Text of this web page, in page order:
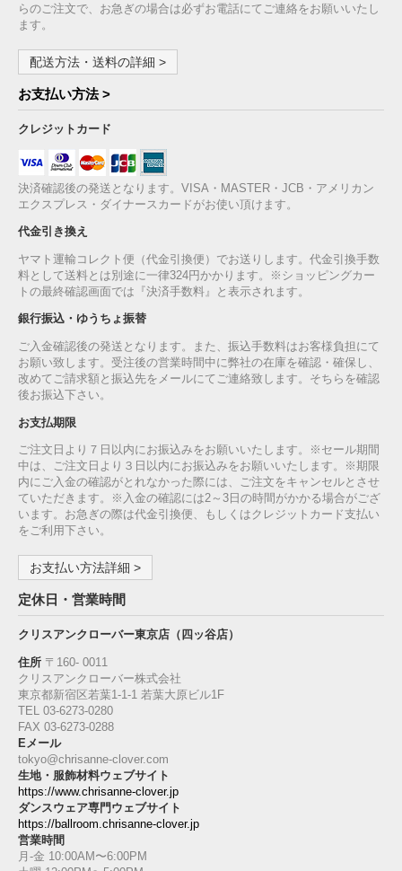
らのご注文で、お急ぎの場合は必ずお電話にてご連絡をお願いいたし
ます。
配送方法・送料の詳細 >
お支払い方法 >
クレジットカード
決済確認後の発送となります。VISA・MASTER・JCB・アメリカン
エクスプレス・ダイナースカードがお使い頂けます。
代金引き換え
ヤマト運輸コレクト便（代金引換便）でお送りします。代金引換手数
料として送料とは別途に一律324円かかります。※ショッピングカー
トの最終確認画面では『決済手数料』と表示されます。
銀行振込・ゆうちょ振替
ご入金確認後の発送となります。また、振込手数料はお客様負担にて
お願い致します。受注後の営業時間中に弊社の在庫を確認・確保し、
改めてご請求額と振込先をメールにてご連絡致します。そちらを確認
後お振込下さい。
お支払期限
ご注文日より７日以内にお振込みをお願いいたします。※セール期間
中は、ご注文日より３日以内にお振込みをお願いいたします。※期限
内にご入金の確認がとれなかった際には、ご注文をキャンセルとさせ
ていただきます。※入金の確認には2～3日の時間がかかる場合がござ
います。お急ぎの際は代金引換便、もしくはクレジットカード支払い
をご利用下さい。
お支払い方法詳細 >
定休日・営業時間
クリスアンクローバー東京店（四ッ谷店）
住所 〒160‐ 0011
クリスアンクローバー株式会社
東京都新宿区若葉1‐1-1 若葉大原ビル1F
TEL 03-6273-0280
FAX 03-6273-0288
Eメール
tokyo@chrisanne-clover.com
生地・服飾材料ウェブサイト
https://www.chrisanne-clover.jp
ダンスウェア専門ウェブサイト
https://ballroom.chrisanne-clover.jp
営業時間
月-金 10:00AM〜6:00PM